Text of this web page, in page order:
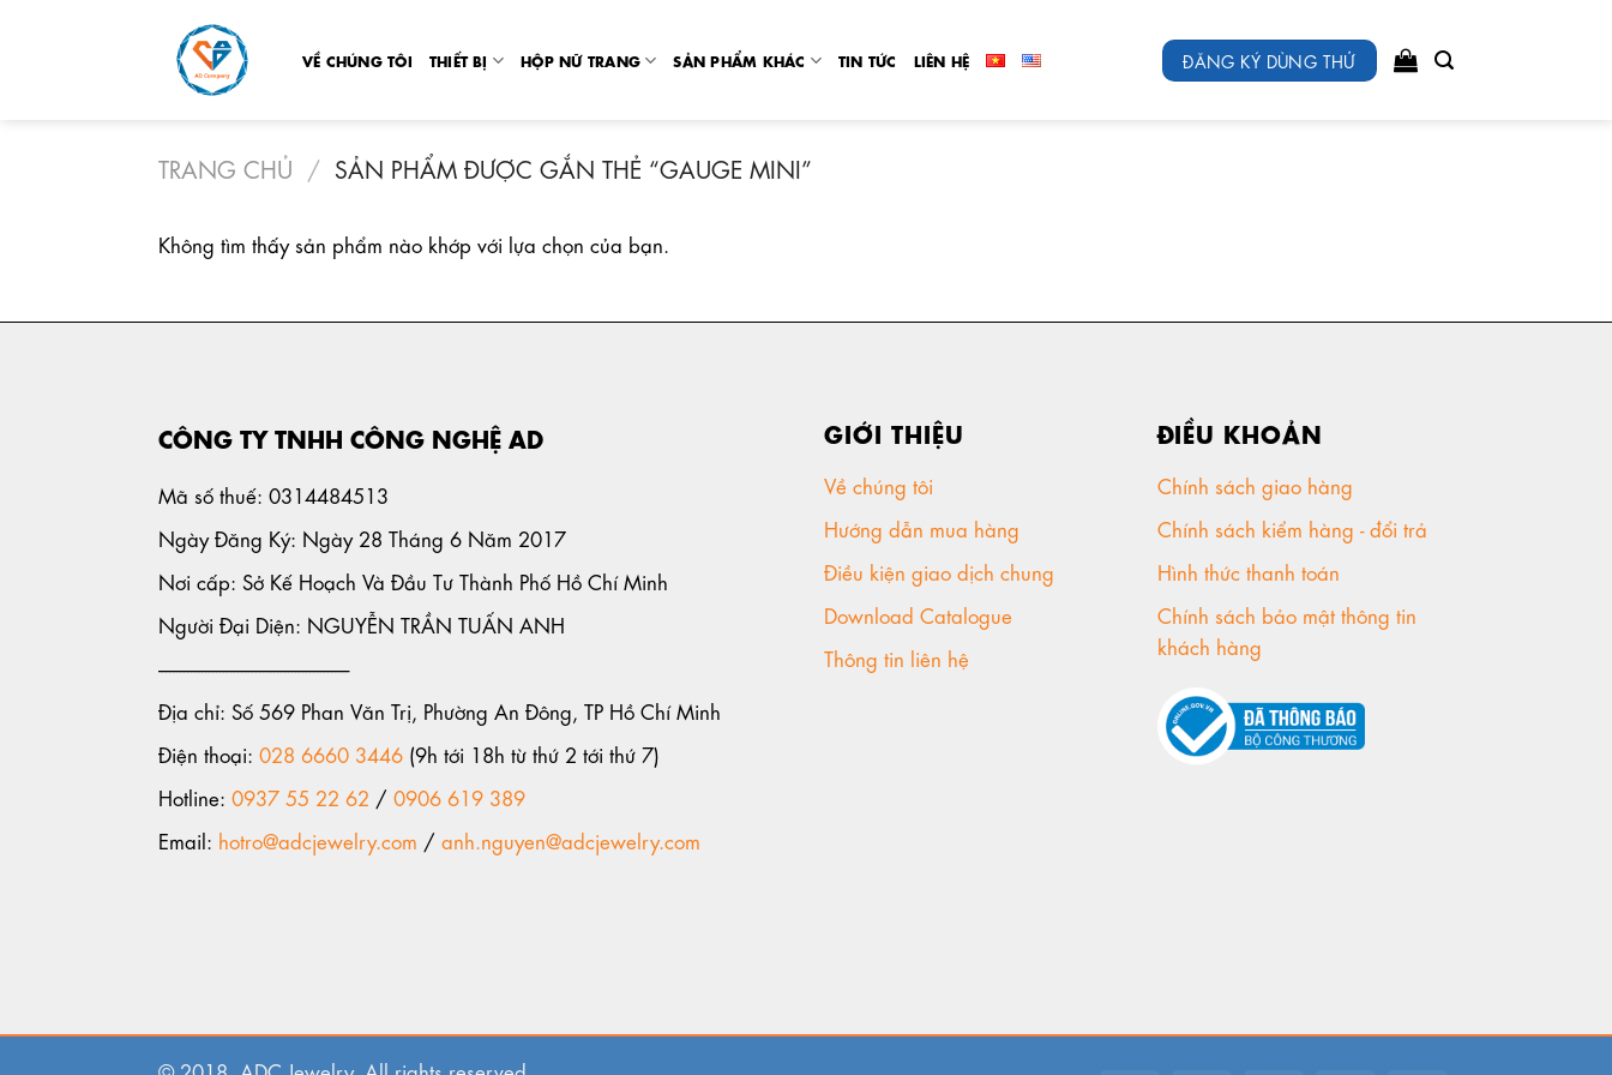
VỀ CHÚNG TÔI THIẾT BỊ HỘP NỮ TRANG SẢN PHẨM KHÁC TIN TỨC LIÊN HỆ ĐĂNG KÝ DÙNG THỬ
TRANG CHỦ / SẢN PHẨM ĐƯỢC GẮN THẺ “GAUGE MINI”
Không tìm thấy sản phẩm nào khớp với lựa chọn của bạn.
CÔNG TY TNHH CÔNG NGHỆ AD
Mã số thuế: 0314484513
Ngày Đăng Ký: Ngày 28 Tháng 6 Năm 2017
Nơi cấp: Sở Kế Hoạch Và Đầu Tư Thành Phố Hồ Chí Minh
Người Đại Diện: NGUYỄN TRẦN TUẤN ANH
-----------------------------------------------------
Địa chỉ: Số 569 Phan Văn Trị, Phường An Đông, TP Hồ Chí Minh
Điện thoại: 028 6660 3446 (9h tới 18h từ thứ 2 tới thứ 7)
Hotline: 0937 55 22 62 / 0906 619 389
Email: hotro@adcjewelry.com / anh.nguyen@adcjewelry.com
GIỚI THIỆU
Về chúng tôi
Hướng dẫn mua hàng
Điều kiện giao dịch chung
Download Catalogue
Thông tin liên hệ
ĐIỀU KHOẢN
Chính sách giao hàng
Chính sách kiểm hàng - đổi trả
Hình thức thanh toán
Chính sách bảo mật thông tin
khách hàng